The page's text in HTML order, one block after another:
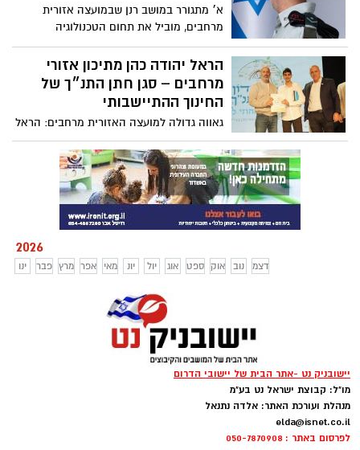
א׳ מתגורר במושב רנן שבמועצה אזורית
מרחבים, מוביל את תחום הטכנולוגיה
והאחזקה בחטיבה - ודואג שכל האמל״ח
יהיה מוכן לכל משימה
הראל יהודה כהן מתיכון אזורי
מרחבים – סגן חתן התנ״ך של
החינוך ההתיישבותי
גאווה גדולה למועצה האזורית מרחבים: הראל
יהודה כהן, תלמיד תיכון אזורי מרחבים, הגיע
להישג מרשים במיוחד וזכה בתואר סגן חתן
התנ״ך של החינוך ההתיישבותי לשנת תשפ״ו.
2026
ינו פבר מרץ אפר מאי יונ יול אוג ספט אוק נוב דצמ
יישובניק נט -אתר הבית של יישובי הדרום
מו"ל: קבוצת ישראל נט בע"מ
מנהלת ועורכת האתר: אלדה נתנאל
elda@isnet.co.il
לפרסום באתר : 050-7870908